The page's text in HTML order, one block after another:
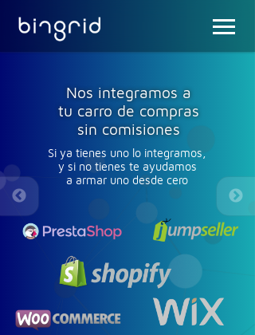
Nos integramos a
tu carro de compras
sin comisiones
Si ya tienes uno lo integramos,
y si no tienes te ayudamos
a armar uno desde cero